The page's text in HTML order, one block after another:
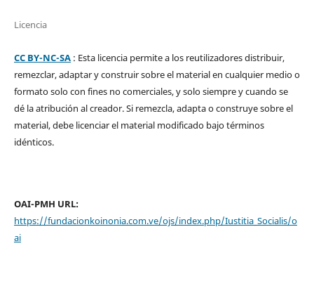
Licencia
CC BY-NC-SA: Esta licencia permite a los reutilizadores distribuir,
remezclar, adaptar y construir sobre el material en cualquier medio o
formato solo con fines no comerciales, y solo siempre y cuando se
dé la atribución al creador. Si remezcla, adapta o construye sobre el
material, debe licenciar el material modificado bajo términos
idénticos.
OAI-PMH URL:
https://fundacionkoinonia.com.ve/ojs/index.php/Iustitia_Socialis/o
ai